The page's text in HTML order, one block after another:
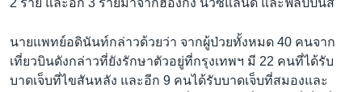
2 ราย และอีก 3 รายมาจากฮ่องกง นิวซีแลนด์ และฟิลิปปินส์
นายแพทย์อดินันท์กล่าวด้วยว่า จากผู้ป่วยทั้งหมด 40 คนจาก
เที่ยวบินดังกล่าวที่ยังรักษาตัวอยู่ที่กรุงเทพฯ มี 22 คนที่ได้รับ
บาดเจ็บที่ไขสันหลัง และอีก 9 คนได้รับบาดเจ็บที่สมองและ